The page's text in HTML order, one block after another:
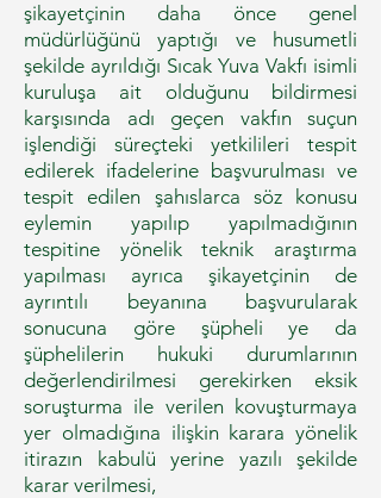
şikayetçinin daha önce genel
müdürlüğünü yaptığı ve husumetli
şekilde ayrıldığı Sıcak Yuva Vakfı isimli
kuruluşa ait olduğunu bildirmesi
karşısında adı geçen vakfın suçun
işlendiği süreçteki yetkilileri tespit
edilerek ifadelerine başvurulması ve
tespit edilen şahıslarca söz konusu
eylemin yapılıp yapılmadığının
tespitine yönelik teknik araştırma
yapılması ayrıca şikayetçinin de
ayrıntılı beyanına başvurularak
sonucuna göre şüpheli ye da
şüphelilerin hukuki durumlarının
değerlendirilmesi gerekirken eksik
soruşturma ile verilen kovuşturmaya
yer olmadığına ilişkin karara yönelik
itirazın kabulü yerine yazılı şekilde
karar verilmesi,